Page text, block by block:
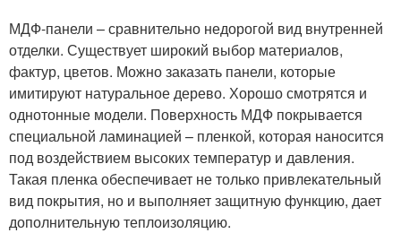
МДФ-панели – сравнительно недорогой вид внутренней
отделки. Существует широкий выбор материалов,
фактур, цветов. Можно заказать панели, которые
имитируют натуральное дерево. Хорошо смотрятся и
однотонные модели. Поверхность МДФ покрывается
специальной ламинацией – пленкой, которая наносится
под воздействием высоких температур и давления.
Такая пленка обеспечивает не только привлекательный
вид покрытия, но и выполняет защитную функцию, дает
дополнительную теплоизоляцию.